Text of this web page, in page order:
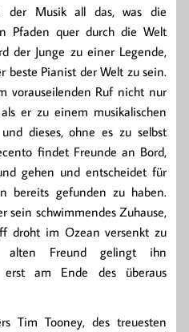
der Musik all das, was die
Pfaden quer durch die Welt
der Junge zu einer Legende,
beste Pianist der Welt zu sein.
vorauseilenden Ruf nicht nur
er zu einem musikalischen
dieses, ohne es zu selbst
findet Freunde an Bord,
gehen und entscheidet für
bereits gefunden zu haben.
sein schwimmendes Zuhause,
droht im Ozean versenkt zu
Freund gelingt ihn
erst am Ende des überaus
Tim Tooney, des treuesten